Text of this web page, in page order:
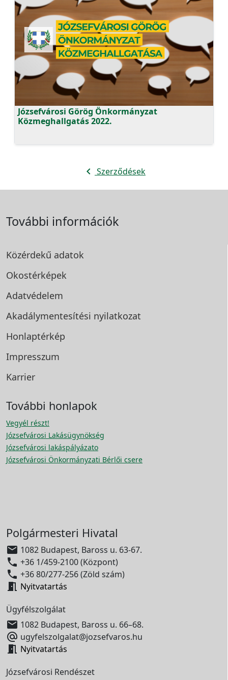
Józsefvárosi Görög Önkormányzat
Közmeghallgatás 2022.
navigate_before Szerződések
További információk
Közérdekű adatok
Okostérképek
Adatvédelem
Akadálymentesítési nyilatkozat
Honlaptérkép
Impresszum
Karrier
További honlapok
Vegyél részt!
Józsefvárosi Lakásügynökség
Józsefvárosi lakáspályázato
Józsefvárosi Önkormányzati Bérlői csere
Polgármesteri Hivatal
 1082 Budapest, Baross u. 63-67.
 +36 1/459-2100 (Központ)
 +36 80/277-256 (Zöld szám)
 Nyitvatartás
Ügyfélszolgálat
 1082 Budapest, Baross u. 66–68.
 ugyfelszolgalat@jozsefvaros.hu
 Nyitvatartás
Józsefvárosi Rendészet